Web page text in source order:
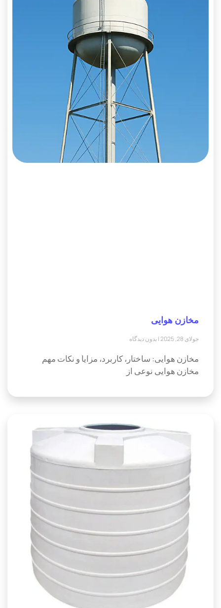
مخازن هوایی
جولای 28, 2025 بدون دیدگاه
مخازن هوایی: ساختار، کاربرد، مزایا و نکات مهم
مخازن هوایی نوعی از